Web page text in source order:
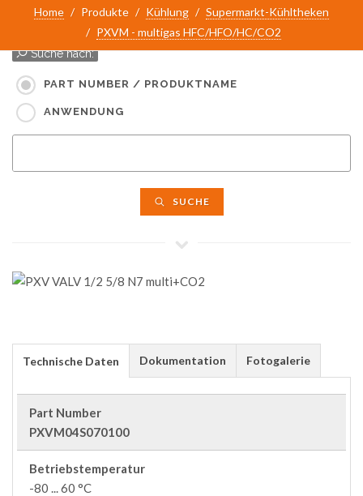
Home Produkte Kühlung
Supermarkt-Kühltheken
PXVM - multigas HFC/HFO/HC/CO2
Suche nach:
PART NUMBER / PRODUKTNAME
ANWENDUNG
SUCHE
Technische Daten Dokumentation Fotogalerie
Part Number
PXVM04S070100
Betriebstemperatur
-80 ... 60 °C